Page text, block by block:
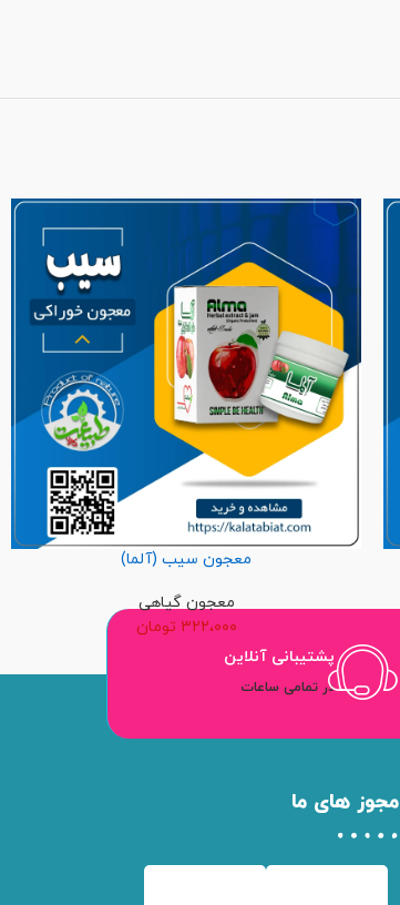
معجون سیب (آلما)
معجون گیاهی
۳۲۲،۰۰۰ تومان
پشتیبانی آنلاین
در تمامی ساعات
مجوز های ما